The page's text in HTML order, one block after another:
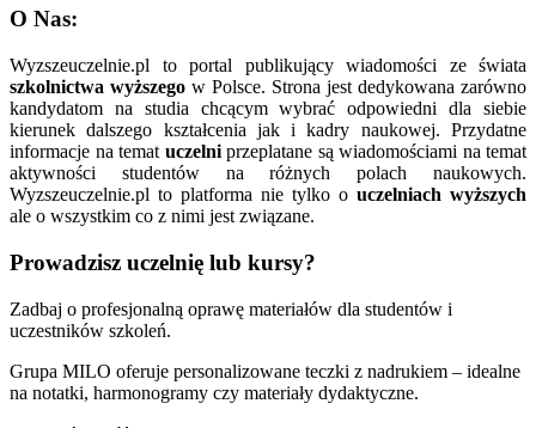
O Nas:
Wyzszeuczelnie.pl to portal publikujący wiadomości ze świata
szkolnictwa wyższego w Polsce. Strona jest dedykowana zarówno
kandydatom na studia chcącym wybrać odpowiedni dla siebie
kierunek dalszego kształcenia jak i kadry naukowej. Przydatne
informacje na temat uczelniprzeplatane są wiadomościami na temat
aktywności studentów na różnych polach naukowych.
Wyzszeuczelnie.pl to platforma nie tylko o uczelniach wyższych
ale o wszystkim co z nimi jest związane.
Prowadzisz uczelnię lub kursy?
Zadbaj o profesjonalną oprawę materiałów dla studentów i
uczestników szkoleń.
Grupa MILO oferuje personalizowane teczki z nadrukiem – idealne
na notatki, harmonogramy czy materiały dydaktyczne.